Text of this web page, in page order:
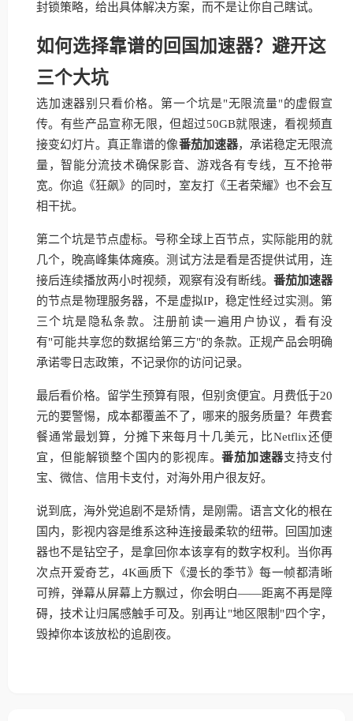
封锁策略，给出具体解决方案，而不是让你自己瞎试。
如何选择靠谱的回国加速器？避开这
三个大坑
选加速器别只看价格。第一个坑是"无限流量"的虚假宣
传。有些产品宣称无限，但超过50GB就限速，看视频直
接变幻灯片。真正靠谱的像番茄加速器，承诺稳定无限流
量，智能分流技术确保影音、游戏各有专线，互不抢带
宽。你追《狂飙》的同时，室友打《王者荣耀》也不会互
相干扰。
第二个坑是节点虚标。号称全球上百节点，实际能用的就
几个，晚高峰集体瘫痪。测试方法是看是否提供试用，连
接后连续播放两小时视频，观察有没有断线。 番茄加速器
的节点是物理服务器，不是虚拟IP，稳定性经过实测。第
三个坑是隐私条款。注册前读一遍用户协议，看有没
有"可能共享您的数据给第三方"的条款。正规产品会明确
承诺零日志政策，不记录你的访问记录。
最后看价格。留学生预算有限，但别贪便宜。月费低于20
元的要警惕，成本都覆盖不了，哪来的服务质量？年费套
餐通常最划算，分摊下来每月十几美元，比Netflix还便
宜，但能解锁整个国内的影视库。番茄加速器支持支付
宝、微信、信用卡支付，对海外用户很友好。
说到底，海外党追剧不是矫情，是刚需。语言文化的根在
国内，影视内容是维系这种连接最柔软的纽带。回国加速
器也不是钻空子，是拿回你本该享有的数字权利。当你再
次点开爱奇艺，4K画质下《漫长的季节》每一帧都清晰
可辨，弹幕从屏幕上方飘过，你会明白——距离不再是障
碍，技术让归属感触手可及。别再让"地区限制"四个字，
毁掉你本该放松的追剧夜。